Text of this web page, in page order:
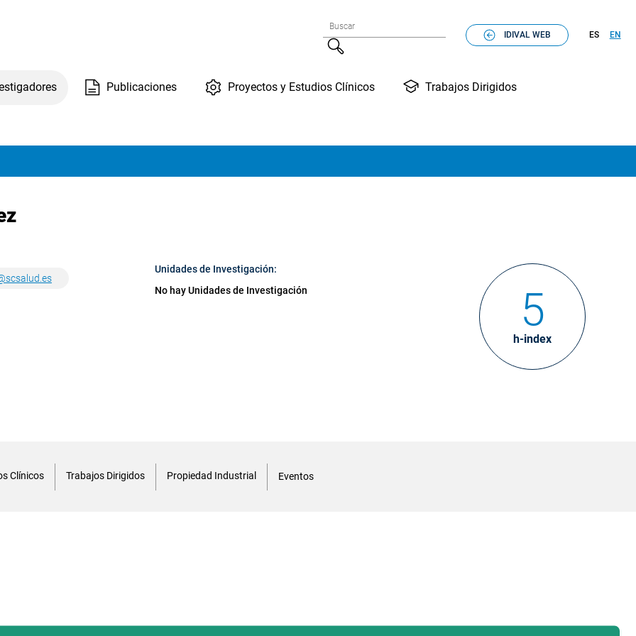
Formulario de búsqueda
Buscar
Buscar
IDIVAL WEB ES EN
Publicaciones Proyectos y Estudios Clínicos Trabajos Dirigidos
Unidades de Investigación:
No hay Unidades de Investigación
h-index
5
Clínicos Trabajos Dirigidos Propiedad Industrial Eventos